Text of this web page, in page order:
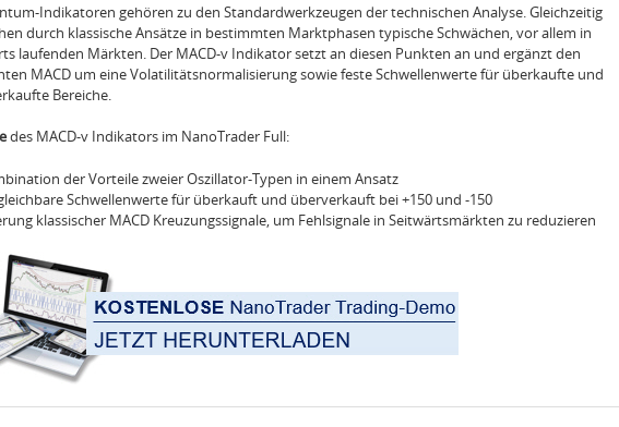
Indikatoren gehören zu den Standardwerkzeugen der technischen Analyse. Gleichzeitig
durch klassische Ansätze in bestimmten Marktphasen typische Schwächen, vor allem in
laufenden Märkten. Der MACD-v Indikator setzt an diesen Punkten an und ergänzt den
MACD um eine Volatilitätsnormalisierung sowie feste Schwellenwerte für überkaufte und
Bereiche.
des MACD-v Indikators im NanoTrader Full:
der Vorteile zweier Oszillator-Typen in einem Ansatz
Schwellenwerte für überkauft und überverkauft bei +150 und -150
klassischer MACD Kreuzungssignale, um Fehlsignale in Seitwärtsmärkten zu reduzieren